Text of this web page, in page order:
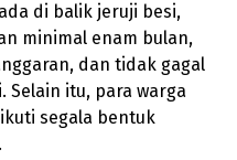
di balik jeruji besi,
minimal enam bulan,
dan tidak gagal
Selain itu, para warga
segala bentuk